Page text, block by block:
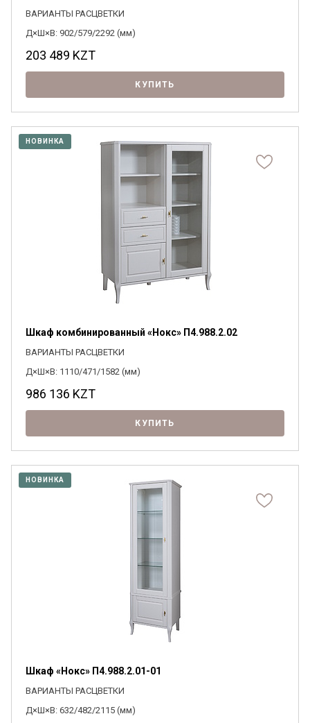
ВАРИАНТЫ РАСЦВЕТКИ
Д×Ш×В: 902/579/2292 (мм)
203 489 KZT
КУПИТЬ
НОВИНКА
Шкаф комбинированный «Нокс» П4.988.2.02
ВАРИАНТЫ РАСЦВЕТКИ
Д×Ш×В: 1110/471/1582 (мм)
986 136 KZT
КУПИТЬ
НОВИНКА
Шкаф «Нокс» П4.988.2.01-01
ВАРИАНТЫ РАСЦВЕТКИ
Д×Ш×В: 632/482/2115 (мм)